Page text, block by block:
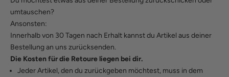
umtauschen?
Ansonsten:
Innerhalb von 30 Tagen nach Erhalt kannst du Artikel aus deiner
Bestellung an uns zurücksenden.
Die Kosten für die Retoure liegen bei dir.
Jeder Artikel, den du zurückgeben möchtest, muss in dem